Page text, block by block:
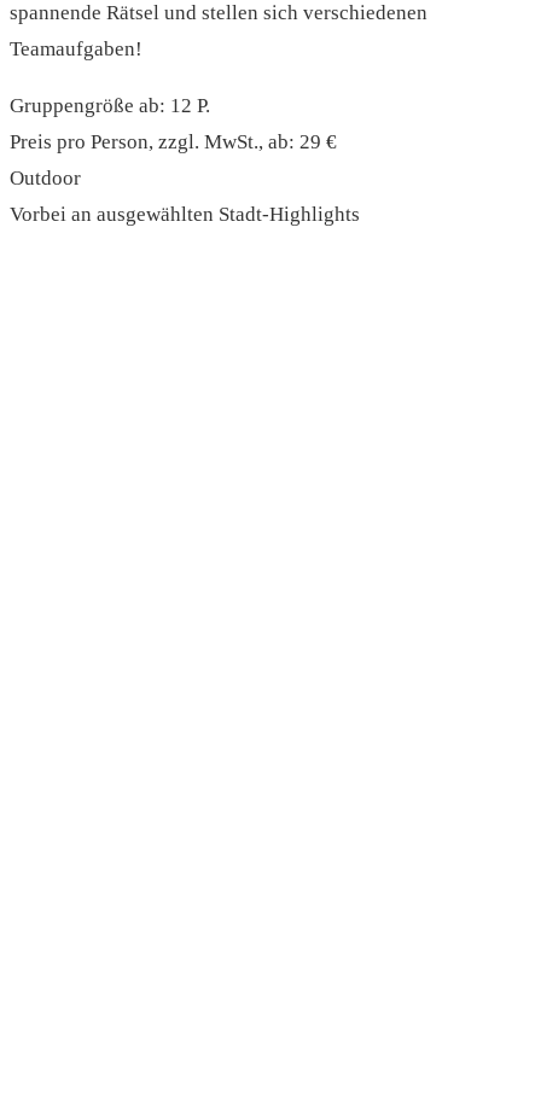
spannende Rätsel und stellen sich verschiedenen
Teamaufgaben!
Gruppengröße ab: 12 P.
Preis pro Person, zzgl. MwSt., ab: 29 €
Outdoor
Vorbei an ausgewählten Stadt-Highlights